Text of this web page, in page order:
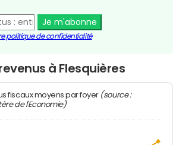
Je m'abonne
politique de confidentialité
à Flesquières
fiscaux moyens par foyer (source :
de l'Economie)